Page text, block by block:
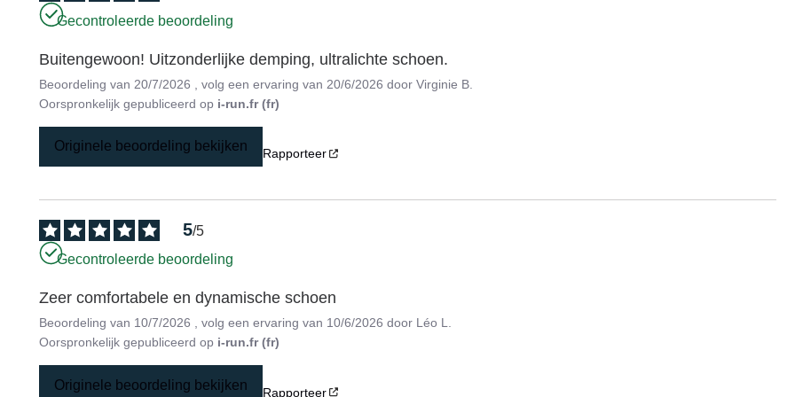
Gecontroleerde beoordeling
Buitengewoon! Uitzonderlijke demping, ultralichte schoen.
Beoordeling van 20/7/2026 , volg een ervaring van 20/6/2026 doorVirginie B.
Oorspronkelijk gepubliceerd op i-run.fr (fr)
Originele beoordeling bekijken Rapporteer
5/5
Gecontroleerde beoordeling
Zeer comfortabele en dynamische schoen
Beoordeling van 10/7/2026 , volg een ervaring van 10/6/2026 door Léo L.
Oorspronkelijk gepubliceerd op i-run.fr (fr)
Originele beoordeling bekijken Rapporteer